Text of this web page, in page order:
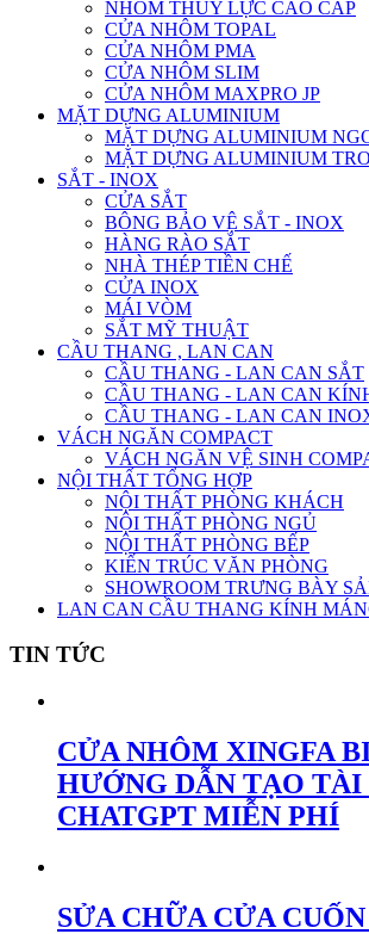
NHÔM THỦY LỰC CAO CẤP
CỬA NHÔM TOPAL
CỬA NHÔM PMA
CỬA NHÔM SLIM
CỬA NHÔM MAXPRO JP
MẶT DỰNG ALUMINIUM
MẶT DỰNG ALUMINIUM
MẶT DỰNG ALUMINIUM
SẮT - INOX
CỬA SẮT
BÔNG BẢO VỆ SẮT - INOX
HÀNG RÀO SẮT
NHÀ THÉP TIỀN CHẾ
CỬA INOX
MÁI VÒM
SẮT MỸ THUẬT
CẦU THANG , LAN CAN
CẦU THANG - LAN CAN SẮT
CẦU THANG - LAN CAN
CẦU THANG - LAN CAN
VÁCH NGĂN COMPACT
VÁCH NGĂN VỆ SINH
NỘI THẤT TỔNG HỢP
NỘI THẤT PHÒNG KHÁCH
NỘI THẤT PHÒNG NGỦ
NỘI THẤT PHÒNG BẾP
KIẾN TRÚC VĂN PHÒNG
SHOWROOM TRƯNG BÀY
LAN CAN CẦU THANG KÍNH
TIN TỨC
CỬA NHÔM XINGFA
HƯỚNG DẪN TẠO
CHATGPT MIỄN PHÍ
SỬA CHỮA CỬA